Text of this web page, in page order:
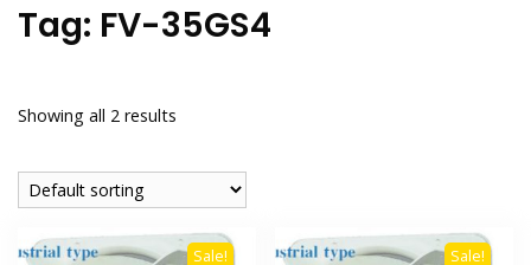
Tag: FV-35GS4
Showing all 2 results
Sale! Sale!